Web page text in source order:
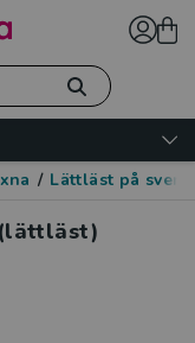
/ Lättläst på